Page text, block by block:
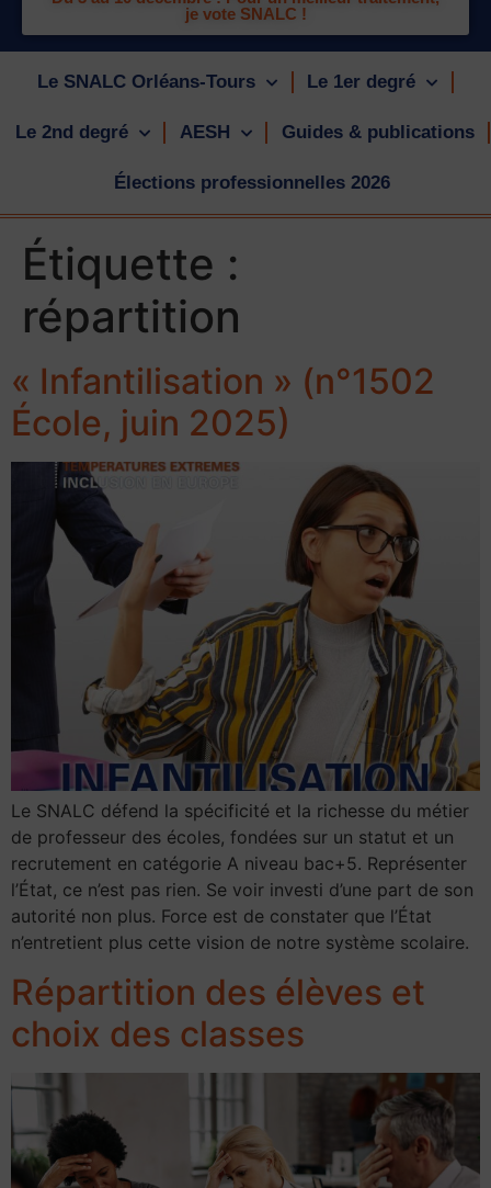
je vote SNALC !
Le SNALC Orléans-Tours Le 1er degré
Le 2nd degré AESH Guides & publications
Élections professionnelles 2026
Étiquette :
répartition
« Infantilisation » (n°1502
École, juin 2025)
Le SNALC défend la spécificité et la richesse du métier
de professeur des écoles, fondées sur un statut et un
recrutement en catégorie A niveau bac+5. Représenter
l’État, ce n’est pas rien. Se voir investi d’une part de son
autorité non plus. Force est de constater que l’État
n’entretient plus cette vision de notre système scolaire.
Répartition des élèves et
choix des classes